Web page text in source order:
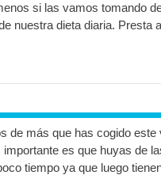
si las vamos tomando
nuestra dieta diaria. Presta
de más que has cogido
es que huyas de
tiempo ya que luego